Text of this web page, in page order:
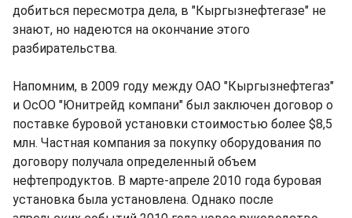
добиться пересмотра дела, в "Кыргызнефтегазе" не
знают, но надеются на окончание этого
разбирательства.
Напомним, в 2009 году между ОАО "Кыргызнефтегаз"
и ОсОО "Юнитрейд компани" был заключен договор о
поставке буровой установки стоимостью более $8,5
млн. Частная компания за покупку оборудования по
договору получала определенный объем
нефтепродуктов. В марте-апреле 2010 года буровая
установка была установлена. Однако после